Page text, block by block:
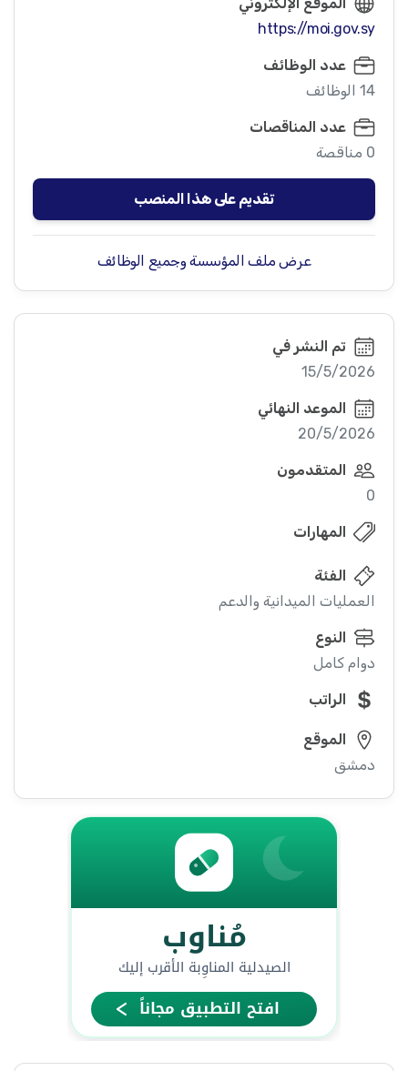
https://moi.gov.sy
عدد الوظائف
14 الوظائف
عدد المناقصات
0 مناقصة
تقديم على هذا المنصب
عرض ملف المؤسسة وجميع الوظائف
تم النشر في
15/5/2026
الموعد النهائي
20/5/2026
المتقدمون
0
المهارات
الفئة
العمليات الميدانية والدعم
النوع
دوام كامل
الراتب
الموقع
دمشق